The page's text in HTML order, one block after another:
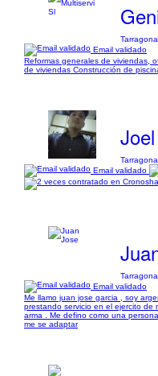
Email validado
Reformas generales de viviendas,
de viviendas Construcción de
Email validado
Email validado
Me llamo juan jose garcia , soy
prestando servicio en el ejercito de
arma . Me defino como una
me se adaptar